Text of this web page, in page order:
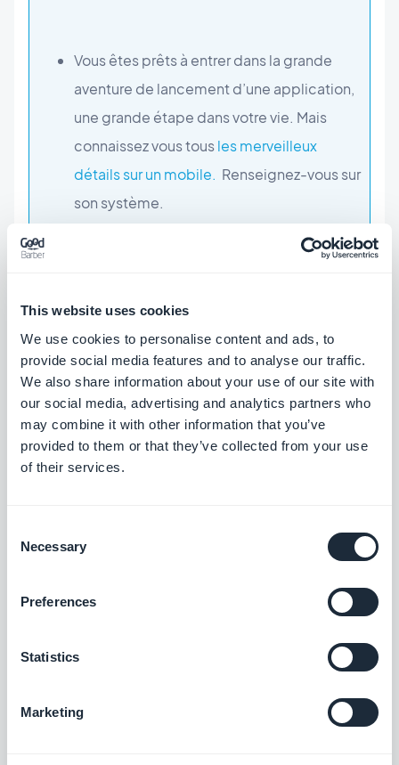
This website uses cookies
We use cookies to personalise content and ads, to
provide social media features and to analyse our traffic.
We also share information about your use of our site with
our social media, advertising and analytics partners who
may combine it with other information that you’ve
provided to them or that they’ve collected from your use
of their services.
Selection
Necessary
Preferences
Statistics
Marketing
Vous êtes prêts à entrer dans la grande
aventure de lancement d’une application,
une grande étape dans votre vie. Mais
connaissez vous tousles merveilleux
détails sur un mobile. Renseignez-vous sur
son système.
arabe petit lexique geek français arabe
pour tout ceux souhaitant aller plus loin
dans leur travail et connaissance. N’oubliez
pas la vie est faite d’innovations, ne perdez
pas le train en marche.
Le développement des technologies
vie à vos projets. Si vous êtes
revendeur,
back office de vos clients
. Cela peut être
ce système !
deux : jeux, sorties... voici
for two une app